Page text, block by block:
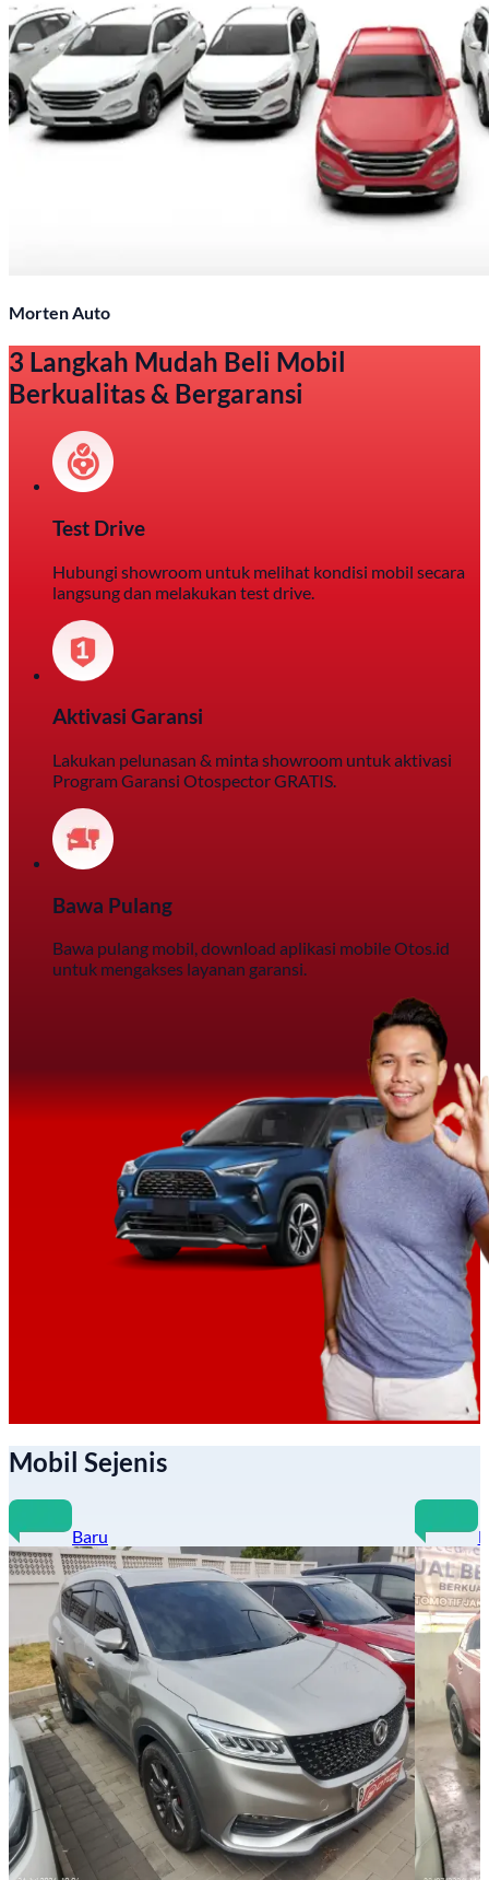
Morten Auto
3 Langkah Mudah Beli Mobil
Berkualitas & Bergaransi
Test Drive
Hubungi showroom untuk melihat kondisi mobil secara
langsung dan melakukan test drive.
Aktivasi Garansi
Lakukan pelunasan & minta showroom untuk aktivasi
Program Garansi Otospector GRATIS.
Bawa Pulang
Bawa pulang mobil, download aplikasi mobile Otos.id
untuk mengakses layanan garansi.
Mobil Sejenis
Baru